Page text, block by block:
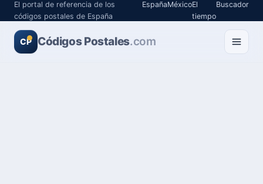
El portal de referencia de los
códigos postales de España
EspañaMéxicoEl
tiempo
Buscador
CP Códigos Postales.com